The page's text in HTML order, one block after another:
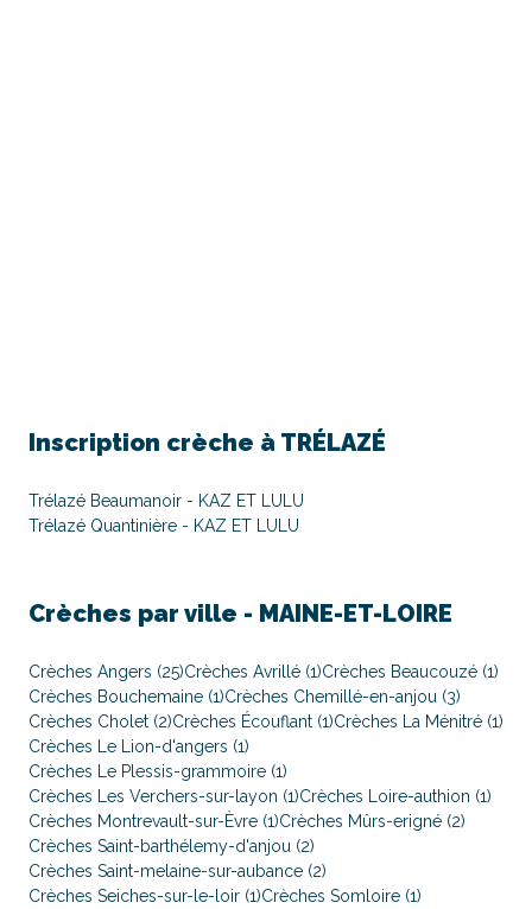
Inscription crèche à TRÉLAZÉ
Trélazé Beaumanoir - KAZ ET LULU
Trélazé Quantinière - KAZ ET LULU
Crèches par ville - MAINE-ET-LOIRE
Crèches Angers (25)Crèches Avrillé (1)Crèches Beaucouzé (1)
Crèches Bouchemaine (1)Crèches Chemillé-en-anjou (3)
Crèches Cholet (2)Crèches Écouflant (1)Crèches La Ménitré (1)
Crèches Le Lion-d'angers (1)
Crèches Le Plessis-grammoire (1)
Crèches Les Verchers-sur-layon (1)Crèches Loire-authion (1)
Crèches Montrevault-sur-Èvre (1)Crèches Mûrs-erigné (2)
Crèches Saint-barthélemy-d'anjou (2)
Crèches Saint-melaine-sur-aubance (2)
Crèches Seiches-sur-le-loir (1)Crèches Somloire (1)